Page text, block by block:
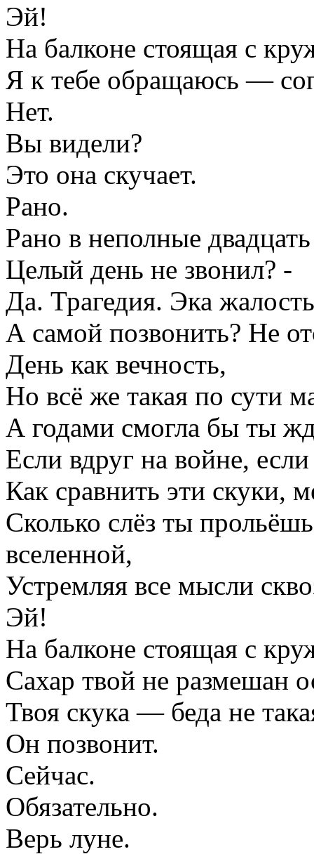
Эй!
На балконе стоящая с
Я к тебе обращаюсь —
Нет.
Вы видели?
Это она скучает.
Рано.
Рано в неполные
Целый день не звонил? -
Да. Трагедия. Эка
А самой позвонить? Не
День как вечность,
Но всё же такая по сути
А годами смогла бы ты
Если вдруг на войне,
Как сравнить эти скуки,
Сколько слёз ты
вселенной,
Устремляя все мысли
Эй!
На балконе стоящая с
Сахар твой не размешан
Твоя скука — беда не
Он позвонит.
Сейчас.
Обязательно.
Верь луне.